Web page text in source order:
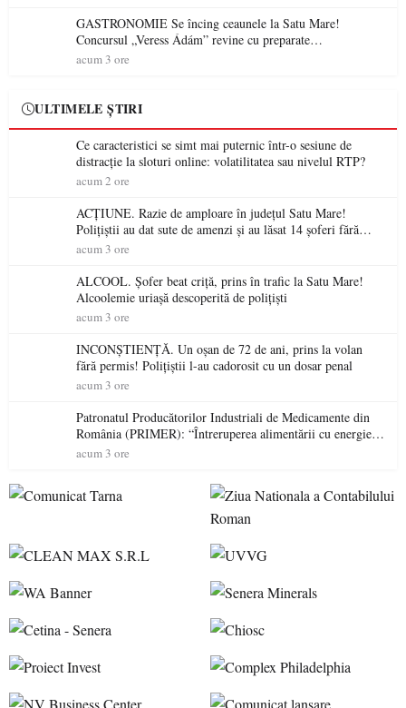
GASTRONOMIE Se încing ceaunele la Satu Mare!
Concursul „Veress Ádám” revine cu preparate
spectaculoase, premii și un jurat de renume
acum 3 ore
ULTIMELE ȘTIRI
Ce caracteristici se simt mai puternic într-o sesiune de
distracție la sloturi online: volatilitatea sau nivelul RTP?
acum 2 ore
ACȚIUNE. Razie de amploare în județul Satu Mare!
Polițiștii au dat sute de amenzi și au lăsat 14 șoferi fără
permis într-o singură zi
acum 3 ore
ALCOOL. Șofer beat criță, prins în trafic la Satu Mare!
Alcoolemie uriașă descoperită de polițiști
acum 3 ore
INCONȘTIENȚĂ. Un oșan de 72 de ani, prins la volan
fără permis! Polițiștii l-au cadorosit cu un dosar penal
acum 3 ore
Patronatul Producătorilor Industriali de Medicamente din
România (PRIMER): “Întreruperea alimentării cu energie
electrică a fabricilor de medicamente va pune în pericol
acum 3 ore